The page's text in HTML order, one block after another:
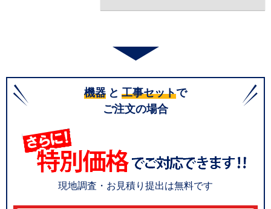
機器 と 工事セットで
ご注文の場合
現地調査・お見積り提出は無料です